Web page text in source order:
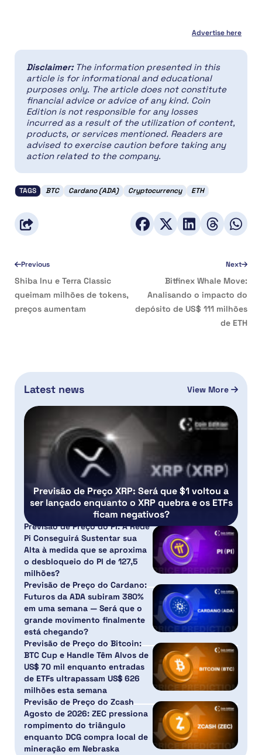
Advertise here
Disclaimer: The information presented in this
article is for informational and educational
purposes only. The article does not constitute
financial advice or advice of any kind. Coin
Edition is not responsible for any losses
incurred as a result of the utilization of content,
products, or services mentioned. Readers are
advised to exercise caution before taking any
action related to the company.
TAGS BTC Cardano (ADA) Cryptocurrency ETH
Previous
Shiba Inu e Terra Classic
queimam milhões de tokens,
preços aumentam
Next
Bitfinex Whale Move:
Analisando o impacto do
depósito de US$ 111 milhões
de ETH
Latest news View More
Previsão de Preço XRP: Será que $1 voltou a
ser lançado enquanto o XRP quebra e os ETFs
ficam negativos?
Previsão de Preço do PI: A Rede
Pi Conseguirá Sustentar sua
Alta à medida que se aproxima
o desbloqueio do PI de 127,5
milhões?
Previsão de Preço do Cardano:
Futuros da ADA subiram 380%
em uma semana — Será que o
grande movimento finalmente
está chegando?
Previsão de Preço do Bitcoin:
BTC Cup e Handle Têm Alvos de
US$ 70 mil enquanto entradas
de ETFs ultrapassam US$ 626
milhões esta semana
Previsão de Preço do Zcash
Agosto de 2026: ZEC pressiona
rompimento do triângulo
enquanto DCG compra local de
mineração em Nebraska